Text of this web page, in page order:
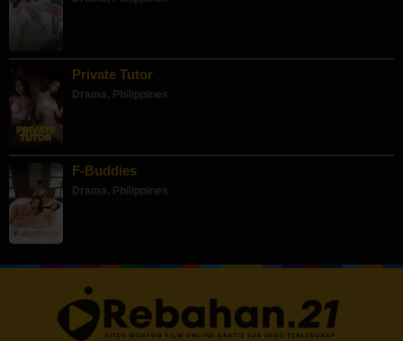
Private Tutor
Drama, Philippines
F-Buddies
Drama, Philippines